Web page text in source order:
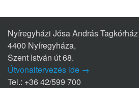
Nyíregyházi Jósa András
4400 Nyíregyháza,
Szent István út 68.
Útvonaltervezés ide →
Tel.: +36 42/599 700